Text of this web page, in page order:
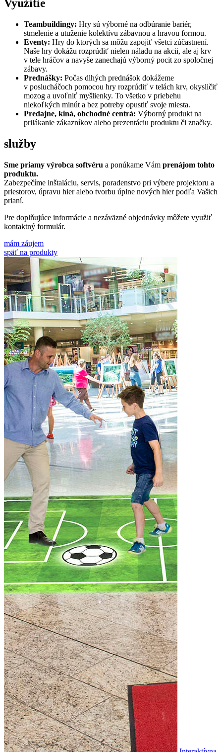
Využitie
Teambuildingy: Hry sú výborné na odbúranie bariér,
stmelenie a utuženie kolektívu zábavnou a hravou formou.
Eventy: Hry do ktorých sa môžu zapojiť všetci zúčastnení.
Naše hry dokážu rozprúdiť nielen náladu na akcii, ale aj krv
v tele hráčov a navyše zanechajú výborný pocit zo spoločnej
zábavy.
Prednášky: Počas dlhých prednášok dokážeme
v poslucháčoch pomocou hry rozprúdiť v telách krv, okysličiť
mozog a uvoľniť myšlienky. To všetko v priebehu
niekoľkých minút a bez potreby opustiť svoje miesta.
Predajne, kiná, obchodné centrá: Výborný produkt na
prilákanie zákazníkov alebo prezentáciu produktu či značky.
služby
Sme priamy výrobca softvéru a ponúkame Vám prenájom tohto
produktu.
Zabezpečíme inštaláciu, servis, poradenstvo pri výbere projektoru a
priestorov, úpravu hier alebo tvorbu úplne nových hier podľa Vašich
prianí.
Pre doplňujúce informácie a nezáväzné objednávky môžete využiť
kontaktný formulár.
mám záujem
späť na produkty